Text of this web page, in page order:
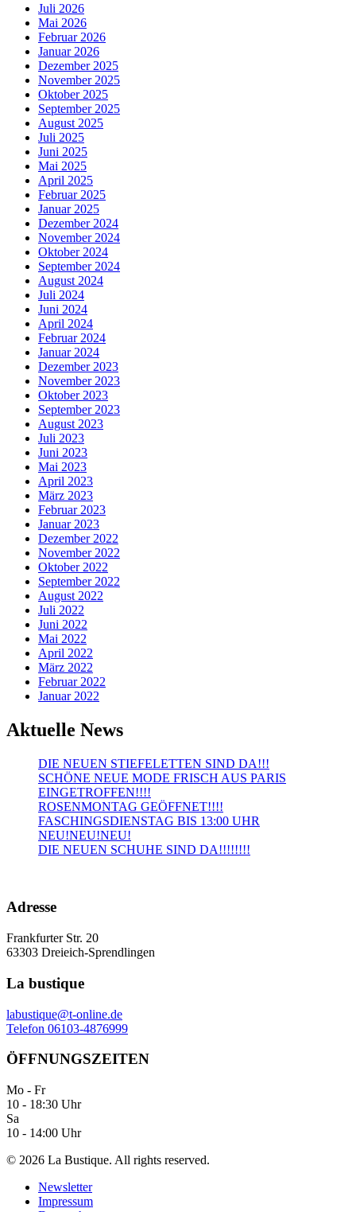
Juli 2026
Mai 2026
Februar 2026
Januar 2026
Dezember 2025
November 2025
Oktober 2025
September 2025
August 2025
Juli 2025
Juni 2025
Mai 2025
April 2025
Februar 2025
Januar 2025
Dezember 2024
November 2024
Oktober 2024
September 2024
August 2024
Juli 2024
Juni 2024
April 2024
Februar 2024
Januar 2024
Dezember 2023
November 2023
Oktober 2023
September 2023
August 2023
Juli 2023
Juni 2023
Mai 2023
April 2023
März 2023
Februar 2023
Januar 2023
Dezember 2022
November 2022
Oktober 2022
September 2022
August 2022
Juli 2022
Juni 2022
Mai 2022
April 2022
März 2022
Februar 2022
Januar 2022
Aktuelle News
DIE NEUEN STIEFELETTEN SIND DA!!!
SCHÖNE NEUE MODE FRISCH AUS PARIS
EINGETROFFEN!!!!
ROSENMONTAG GEÖFFNET!!!!
FASCHINGSDIENSTAG BIS 13:00 UHR
NEU!NEU!NEU!
DIE NEUEN SCHUHE SIND DA!!!!!!!!
Adresse
Frankfurter Str. 20
63303 Dreieich-Sprendlingen
La bustique
labustique@t-online.de
Telefon 06103-4876999
ÖFFNUNGSZEITEN
Mo - Fr
10 - 18:30 Uhr
Sa
10 - 14:00 Uhr
© 2026 La Bustique. All rights reserved.
Newsletter
Impressum